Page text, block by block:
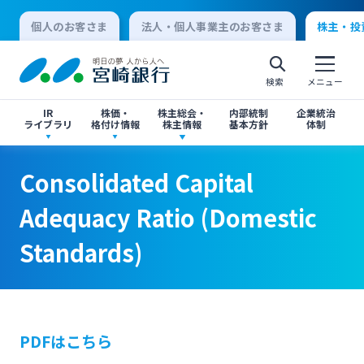
個人のお客さま 法人・個人事業主のお客さま 株主・
検索 メニュー
IR
ライブラリ
株価・
格付け情報
株主総会・
株主情報
内部統制
基本方針
企業統治
体制
決算短信
有価証券報告書・四半期報告書
IR関連ニュースリリース
投資家向け説明会資料
株価情報
格付け情報
株主総会のご案内
中間配当のご案内
Consolidated Capital Adequacy Ratio
(Domestic Standards)
Consolidated Capital Adequacy Ratio
(Domestic Standards)
個人向けインターネットバンキング
Consolidated Capital
Adequacy Ratio (Domestic
Standards)
PDFはこちら